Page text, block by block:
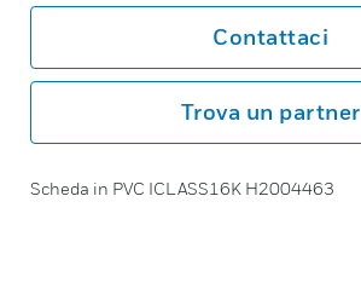
Contattaci
Trova un partner
Scheda in PVC ICLASS16K H2004463